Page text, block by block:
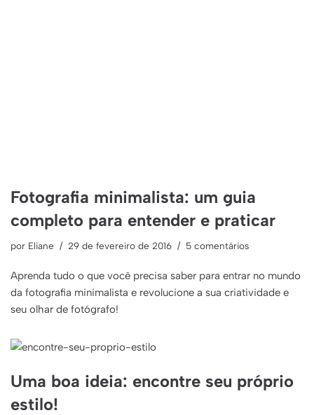
Fotografia minimalista: um guia
completo para entender e praticar
por Eliane 29 de fevereiro de 2016 5 comentários
Aprenda tudo o que você precisa saber para entrar no mundo
da fotografia minimalista e revolucione a sua criatividade e
seu olhar de fotógrafo!
Uma boa ideia: encontre seu próprio
estilo!